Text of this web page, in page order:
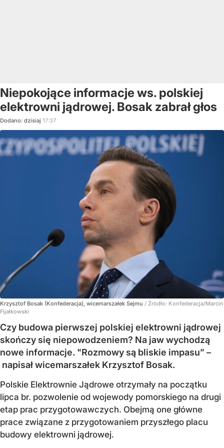
Niepokojące informacje ws. polskiej
elektrowni jądrowej. Bosak zabrał głos
Dodano: dzisiaj 17:37
Krzysztof Bosak (Konfederacja), wicemarszałek Sejmu / Źródło: Konfederacja/Marcin
Fijałkowski
Czy budowa pierwszej polskiej elektrowni jądrowej
skończy się niepowodzeniem? Na jaw wychodzą
nowe informacje. "Rozmowy są bliskie impasu” –
napisał wicemarszałek Krzysztof Bosak.
Polskie Elektrownie Jądrowe otrzymały na początku
lipca br. pozwolenie od wojewody pomorskiego na drugi
etap prac przygotowawczych. Obejmą one główne
prace związane z przygotowaniem przyszłego placu
budowy elektrowni jądrowej.